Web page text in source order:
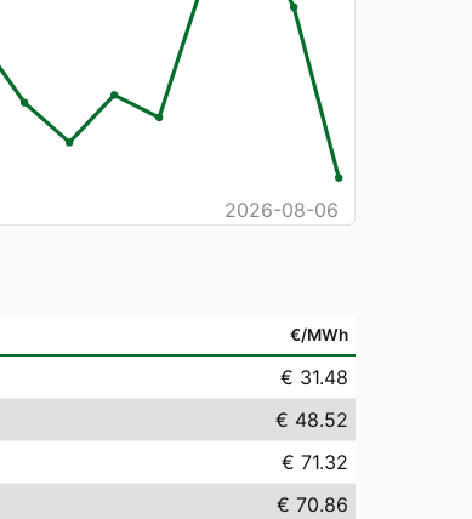
2026-08-06
€/MWh
€ 31.48
€ 48.52
€ 71.32
€ 70.86